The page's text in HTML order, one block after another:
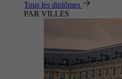
Tous les diplômes
PAR VILLES